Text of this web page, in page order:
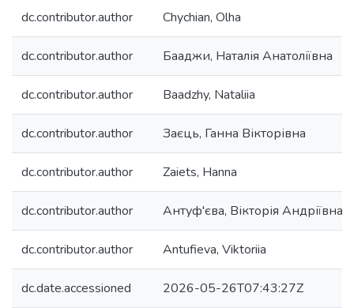
dc.contributor.author Chychian, Olha
dc.contributor.author Бааджи, Наталія Анатоліївна
dc.contributor.author Baadzhy, Nataliia
dc.contributor.author Заєць, Ганна Вікторівна
dc.contributor.author Zaiets, Hanna
dc.contributor.author Антуф'єва, Вікторія Андріївна
dc.contributor.author Antufieva, Viktoriia
dc.date.accessioned 2026-05-26T07:43:27Z